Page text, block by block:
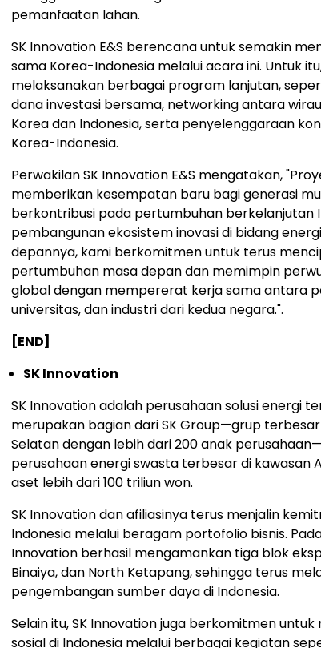
pemanfaatan lahan.
SK Innovation E&S berencana untuk semakin
sama Korea-Indonesia melalui acara ini. Untuk
melaksanakan berbagai program lanjutan,
dana investasi bersama, networking antara
Korea dan Indonesia, serta penyelenggaraan
Korea-Indonesia.
Perwakilan SK Innovation E&S mengatakan,
memberikan kesempatan baru bagi generasi
berkontribusi pada pertumbuhan berkelanjutan
pembangunan ekosistem inovasi di bidang
depannya, kami berkomitmen untuk terus
pertumbuhan masa depan dan memimpin
global dengan mempererat kerja sama antara
universitas, dan industri dari kedua negara.".
[END]
SK Innovation
SK Innovation adalah perusahaan solusi energi
merupakan bagian dari SK Group—grup
Selatan dengan lebih dari 200 anak
perusahaan energi swasta terbesar di kawasan
aset lebih dari 100 triliun won.
SK Innovation dan afiliasinya terus menjalin
Indonesia melalui beragam portofolio bisnis.
Innovation berhasil mengamankan tiga blok
Binaiya, dan North Ketapang, sehingga terus
pengembangan sumber daya di Indonesia.
Selain itu, SK Innovation juga berkomitmen
sosial di Indonesia melalui berbagai kegiatan